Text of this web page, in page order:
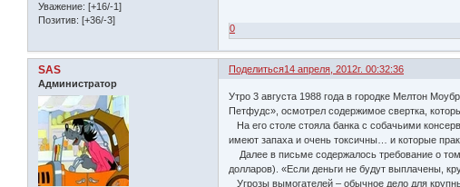
Уважение: [+16/-1]
Позитив: [+36/-3]
0
Поделиться14 апреля, 2012г. 00:32:36
SAS
Администратор
Утро 3 августа 1988 года в городке Мелтон
Петфудс», осмотрел содержимое свертка,
На его столе стояла банка с собачьими
имеют запаха и очень токсичны… и которые
Далее в письме содержалось требование о
долларов). «Если деньги не будут выплачены,
Угрозы вымогателей – обычное дело для